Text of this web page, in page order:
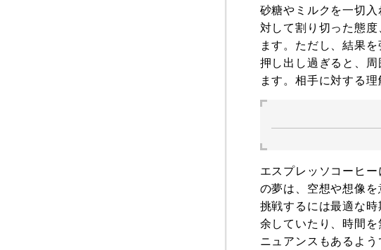
砂糖やミルクを一切
対して割り切った態
ます。ただし、結果
押し出し過ぎると、
ます。相手に対する
エスプレッソコーヒ
の夢は、空想や想像
挑戦するには最適な
余していたり、時間
ニュアンスもあるよ